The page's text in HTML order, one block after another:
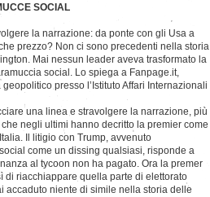
SOCIAL
la narrazione: da ponte con gli Usa a
prezzo? Non ci sono precedenti nella storia
Mai nessun leader aveva trasformato la
social. Lo spiega a Fanpage.it,
presso l’Istituto Affari Internazionali
una linea e stravolgere la narrazione, più
negli ultimi hanno decritto la premier come
Il litigio con Trump, avvenuto
come un dissing qualsiasi, risponde a
al tycoon non ha pagato. Ora la premer
di riacchiappare quella parte di elettorato
accaduto niente di simile nella storia delle